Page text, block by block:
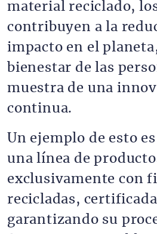
material reciclado,
contribuyen a la
impacto en el
bienestar de las
muestra de una
continua.
Un ejemplo de esto
una línea de
exclusivamente con
recicladas,
garantizando su